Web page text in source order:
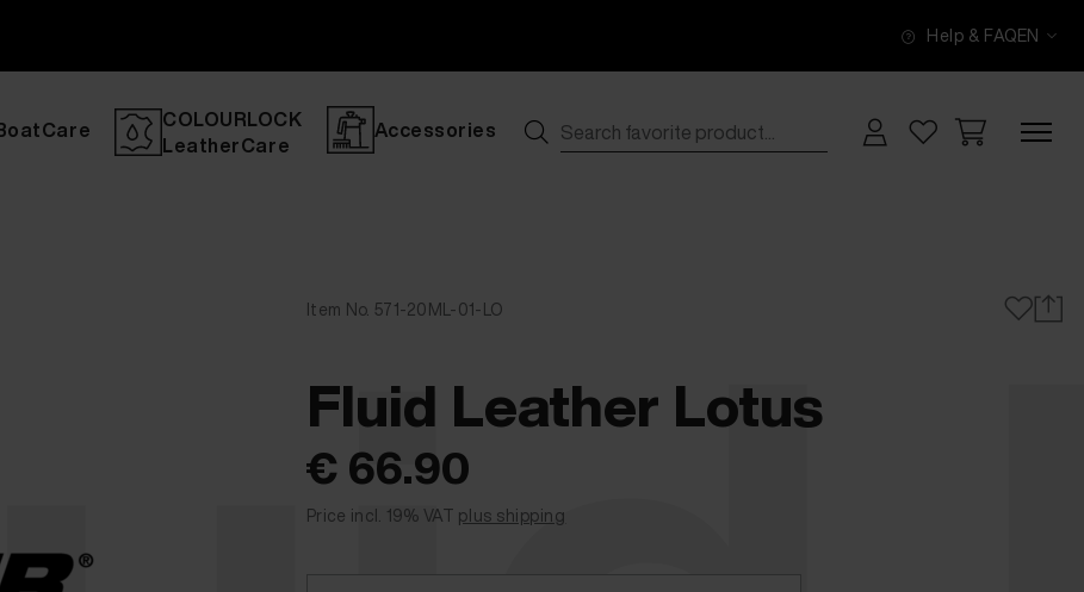
Help & FAQEN
COLOURLOCK
LeatherCare
Accessories
Item No. 571-20ML-01-LO
Fluid Leather Lotus
€ 66.90
Price incl. 19% VAT plus shipping